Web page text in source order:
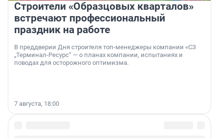
Строители «Образцовых кварталов»
встречают профессиональный
праздник на работе
В преддверии Дня строителя топ-менеджеры компании «СЗ
„Терминал-Ресурс“ — о планах компании, испытаниях и
поводах для осторожного оптимизма.
7 августа, 18:00